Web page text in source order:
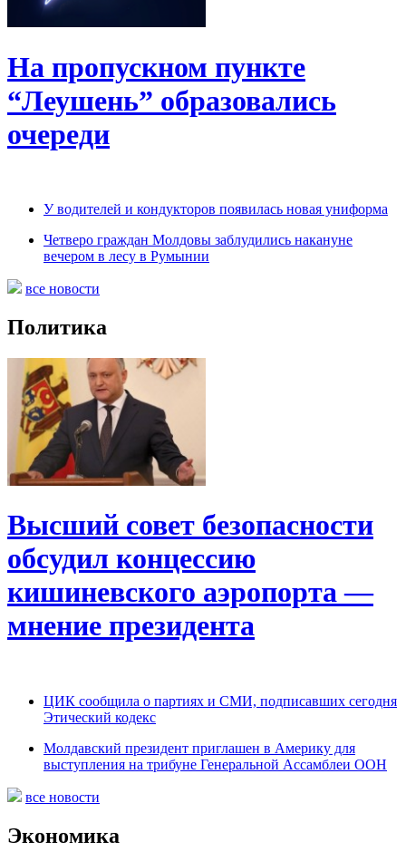
На пропускном пункте
“Леушень” образовались
очереди
У водителей и кондукторов появилась новая униформа
Четверо граждан Молдовы заблудились накануне
вечером в лесу в Румынии
все новости
Политика
Высший совет безопасности
обсудил концессию
кишиневского аэропорта —
мнение президента
ЦИК сообщила о партиях и СМИ, подписавших сегодня
Этический кодекс
Молдавский президент приглашен в Америку для
выступления на трибуне Генеральной Ассамблеи ООН
все новости
Экономика